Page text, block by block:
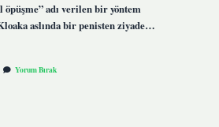
adı verilen bir yöntem
aslında bir penisten ziyade…
Yorum Bırak